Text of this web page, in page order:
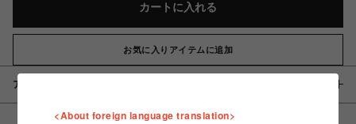
カートに入れる
お気に入りアイテムに追加
アイテム説明 / 素材
<About foreign language translation>